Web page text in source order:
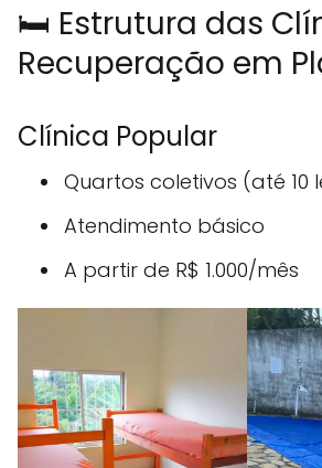
🛏️ Estrutura das
Recuperação em
Clínica Popular
Quartos coletivos (até 10
Atendimento básico
A partir de R$ 1.000/mês